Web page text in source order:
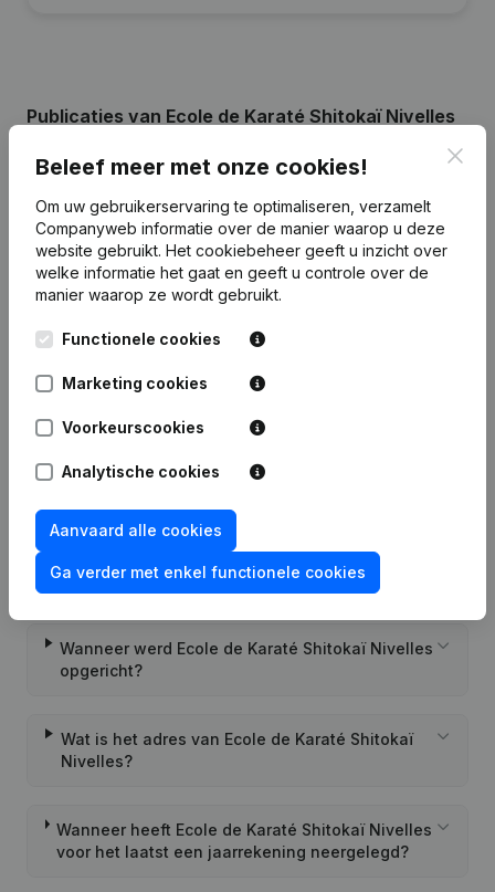
Publicaties van Ecole de Karaté Shitokaï Nivelles
11-07-2022
Rubriek Oprichting (Nieuwe
Rechtspersoon, Opening Bijkantoor,
enz...)(FR)
Wat is het ondernemingsnummer van Ecole de
Wat is het PEPPOL ID van Ecole de Karaté
Shitokaï Nivelles?
Wanneer werd Ecole de Karaté Shitokaï Nivelles
opgericht?
Wat is het adres van Ecole de Karaté Shitokaï
Nivelles?
Wanneer heeft Ecole de Karaté Shitokaï Nivelles
voor het laatst een jaarrekening neergelegd?
Beleef meer met onze cookies!
Om uw gebruikerservaring te optimaliseren, verzamelt
Companyweb informatie over de manier waarop u deze
website gebruikt. Het cookiebeheer geeft u inzicht over
welke informatie het gaat en geeft u controle over de
manier waarop ze wordt gebruikt.
Functionele cookies
Marketing cookies
Voorkeurscookies
Analytische cookies
Aanvaard alle cookies
Ga verder met enkel functionele cookies